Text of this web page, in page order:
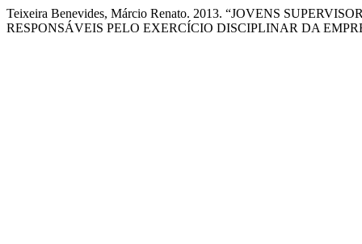
Teixeira Benevides, Márcio Renato. 2013. “JOVENS
RESPONSÁVEIS PELO EXERCÍCIO DISCIPLINAR DA